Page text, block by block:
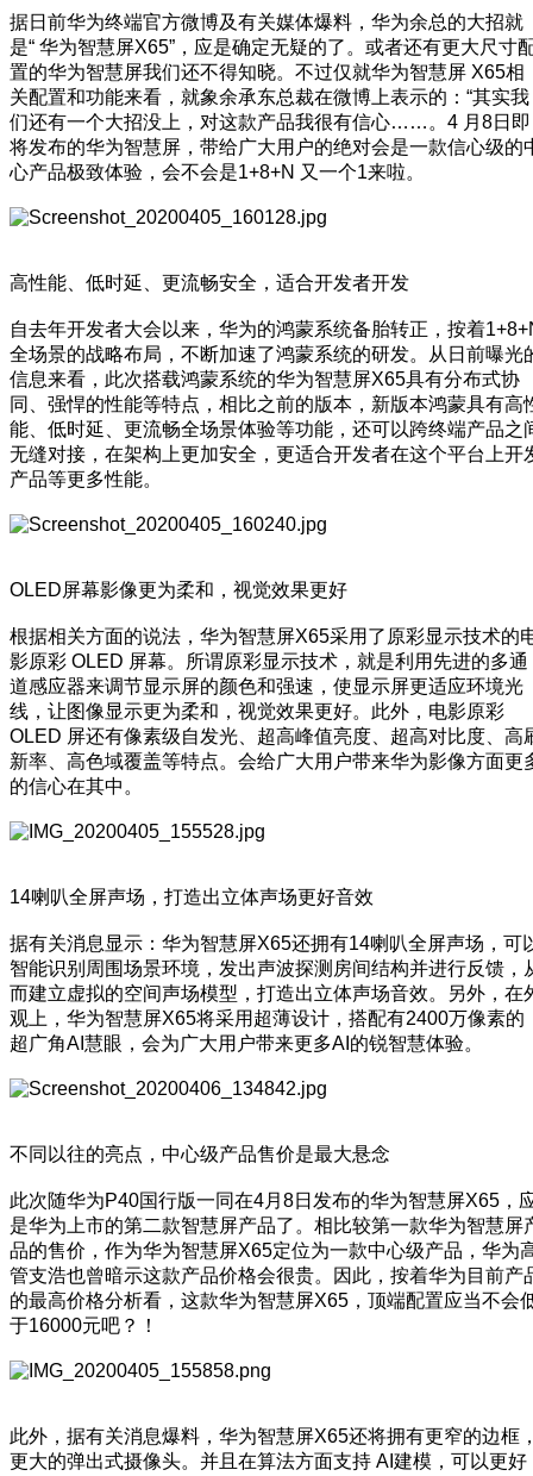
据日前华为终端官方微博及有关媒体爆料，华为余总的大招就
是“ 华为智慧屏X65”，应是确定无疑的了。或者还有更大尺寸
置的华为智慧屏我们还不得知晓。不过仅就华为智慧屏 X65相
关配置和功能来看，就象余承东总裁在微博上表示的：“其实我
们还有一个大招没上，对这款产品我很有信心……。4 月8日即
将发布的华为智慧屏，带给广大用户的绝对会是一款信心级的
心产品极致体验，会不会是1+8+N 又一个1来啦。
高性能、低时延、更流畅安全，适合开发者开发
自去年开发者大会以来，华为的鸿蒙系统备胎转正，按着
全场景的战略布局，不断加速了鸿蒙系统的研发。从日前曝光
信息来看，此次搭载鸿蒙系统的华为智慧屏X65具有分布式协
同、强悍的性能等特点，相比之前的版本，新版本鸿蒙具有高
能、低时延、更流畅全场景体验等功能，还可以跨终端产品之
无缝对接，在架构上更加安全，更适合开发者在这个平台上开
产品等更多性能。
OLED屏幕影像更为柔和，视觉效果更好
根据相关方面的说法，华为智慧屏X65采用了原彩显示技术的
影原彩 OLED 屏幕。所谓原彩显示技术，就是利用先进的多通
道感应器来调节显示屏的颜色和强速，使显示屏更适应环境光
线，让图像显示更为柔和，视觉效果更好。此外，电影原彩
OLED 屏还有像素级自发光、超高峰值亮度、超高对比度、高
新率、高色域覆盖等特点。会给广大用户带来华为影像方面更
的信心在其中。
14喇叭全屏声场，打造出立体声场更好音效
据有关消息显示：华为智慧屏X65还拥有14喇叭全屏声场，可
智能识别周围场景环境，发出声波探测房间结构并进行反馈，
而建立虚拟的空间声场模型，打造出立体声场音效。另外，在
观上，华为智慧屏X65将采用超薄设计，搭配有2400万像素的
超广角AI慧眼，会为广大用户带来更多AI的锐智慧体验。
不同以往的亮点，中心级产品售价是最大悬念
此次随华为P40国行版一同在4月8日发布的华为智慧屏X65，
是华为上市的第二款智慧屏产品了。相比较第一款华为智慧屏
品的售价，作为华为智慧屏X65定位为一款中心级产品，华为
管支浩也曾暗示这款产品价格会很贵。因此，按着华为目前产
的最高价格分析看，这款华为智慧屏X65，顶端配置应当不会
于16000元吧？！
此外，据有关消息爆料，华为智慧屏X65还将拥有更窄的边框
更大的弹出式摄像头。并且在算法方面支持 AI建模，可以更好